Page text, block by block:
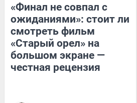
«Финал не совпал с
ожиданиями»: стоит ли
смотреть фильм
«Старый орел» на
большом экране —
честная рецензия